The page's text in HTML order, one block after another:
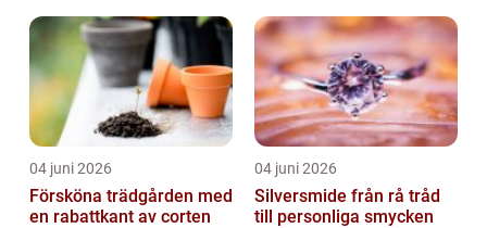
04 juni 2026
Försköna trädgården med
en rabattkant av corten
04 juni 2026
Silversmide från rå tråd
till personliga smycken